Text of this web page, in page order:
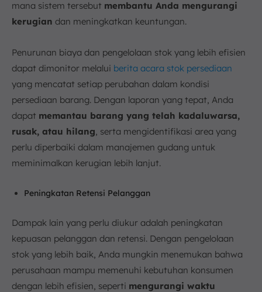
mana sistem tersebut membantu Anda mengurangi
kerugian dan meningkatkan keuntungan.
Penurunan biaya dan pengelolaan stok yang lebih efisien
dapat dimonitor melalui berita acara stok persediaan
yang mencatat setiap perubahan dalam kondisi
persediaan barang. Dengan laporan yang tepat, Anda
dapat memantau barang yang telah kadaluwarsa,
rusak, atau hilang, serta mengidentifikasi area yang
perlu diperbaiki dalam manajemen gudang untuk
meminimalkan kerugian lebih lanjut.
Peningkatan Retensi Pelanggan
Dampak lain yang perlu diukur adalah peningkatan
kepuasan pelanggan dan retensi. Dengan pengelolaan
stok yang lebih baik, Anda mungkin menemukan bahwa
perusahaan mampu memenuhi kebutuhan konsumen
dengan lebih efisien, seperti mengurangi waktu